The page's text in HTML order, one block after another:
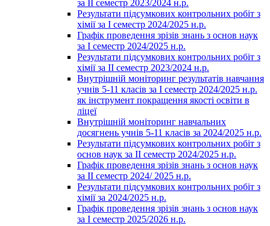
за ІІ семестр 2023/2024 н.р.
Результати підсумкових контрольних робіт з
хімії за І семестр 2024/2025 н.р.
Графік проведення зрізів знань з основ наук
за І семестр 2024/2025 н.р.
Результати підсумкових контрольних робіт з
хімії за ІІ семестр 2023/2024 н.р.
Внутрішній моніторинг результатів навчання
учнів 5-11 класів за І семестр 2024/2025 н.р.
як інструмент покращення якості освіти в
ліцеї
Внутрішній моніторинг навчальних
досягнень учнів 5-11 класів за 2024/2025 н.р.
Результати підсумкових контрольних робіт з
основ наук за ІІ семестр 2024/2025 н.р.
Графік проведення зрізів знань з основ наук
за ІІ семестр 2024/ 2025 н.р.
Результати підсумкових контрольних робіт з
хімії за 2024/2025 н.р.
Графік проведення зрізів знань з основ наук
за І семестр 2025/2026 н.р.